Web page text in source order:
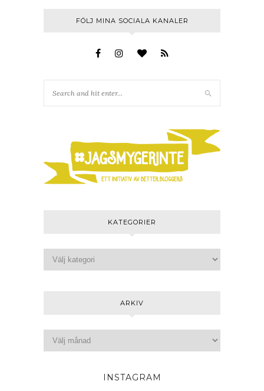
FÖLJ MINA SOCIALA KANALER
KATEGORIER
ARKIV
INSTAGRAM